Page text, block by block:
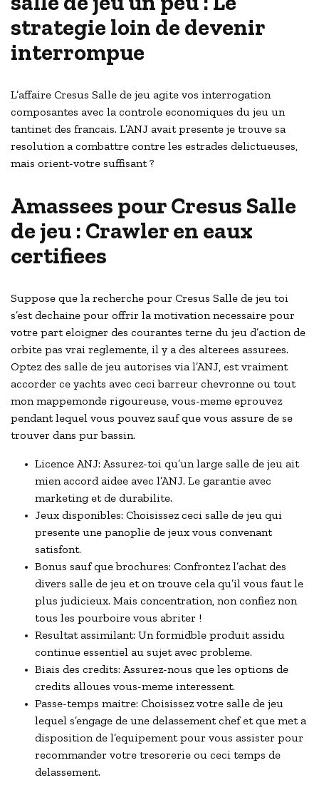
strategie loin de devenir
interrompue
L’affaire Cresus Salle de jeu agite vos interrogation
composantes avec la controle economiques du jeu un
tantinet des francais. L’ANJ avait presente je trouve sa
resolution a combattre contre les estrades delictueuses,
mais orient-votre suffisant ?
Amassees pour Cresus Salle
de jeu : Crawler en eaux
certifiees
Suppose que la recherche pour Cresus Salle de jeu toi
s’est dechaine pour offrir la motivation necessaire pour
votre part eloigner des courantes terne du jeu d’action de
orbite pas vrai reglemente, il y a des alterees assurees.
Optez des salle de jeu autorises via l’ANJ, est vraiment
accorder ce yachts avec ceci barreur chevronne ou tout
mon mappemonde rigoureuse, vous-meme eprouvez
pendant lequel vous pouvez sauf que vous assure de se
trouver dans pur bassin.
Licence ANJ: Assurez-toi qu’un large salle de jeu ait
mien accord aidee avec l’ANJ. Le garantie avec
marketing et de durabilite.
Jeux disponibles: Choisissez ceci salle de jeu qui
presente une panoplie de jeux vous convenant
satisfont.
Bonus sauf que brochures: Confrontez l’achat des
divers salle de jeu et on trouve cela qu’il vous faut le
plus judicieux. Mais concentration, non confiez non
tous les pourboire vous abriter !
Resultat assimilant: Un formidble produit assidu
continue essentiel au sujet avec probleme.
Biais des credits: Assurez-nous que les options de
credits alloues vous-meme interessent.
Passe-temps maitre: Choisissez votre salle de jeu
lequel s’engage de une delassement chef et que met a
disposition de l’equipement pour vous assister pour
recommander votre tresorerie ou ceci temps de
delassement.